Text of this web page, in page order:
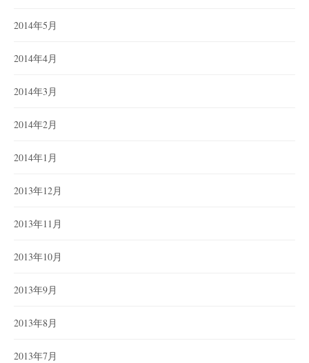
2014年5月
2014年4月
2014年3月
2014年2月
2014年1月
2013年12月
2013年11月
2013年10月
2013年9月
2013年8月
2013年7月